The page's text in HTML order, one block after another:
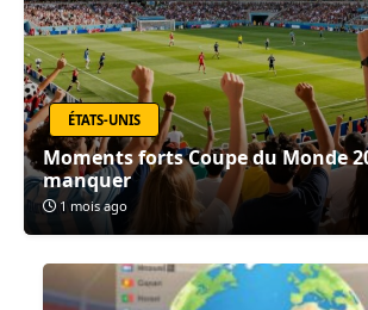
ÉTATS-UNIS
Moments forts Coupe du Monde
manquer
1 mois ago